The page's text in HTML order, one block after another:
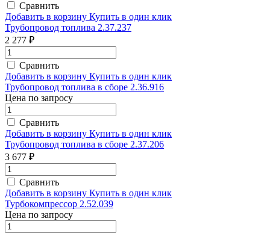
Сравнить
Добавить в корзину Купить в один клик
Трубопровод топлива 2.37.237
2 277 ₽
Сравнить
Добавить в корзину Купить в один клик
Трубопровод топлива в сборе 2.36.916
Цена по запросу
Сравнить
Добавить в корзину Купить в один клик
Трубопровод топлива в сборе 2.37.206
3 677 ₽
Сравнить
Добавить в корзину Купить в один клик
Турбокомпрессор 2.52.039
Цена по запросу